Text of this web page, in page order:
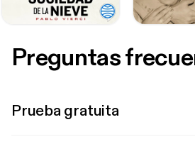
Preguntas
Prueba gratuita